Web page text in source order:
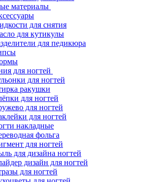
материалы
для снятия
для кутикулы
для педикюра
для ногтей
для ногтей
ракушки
для ногтей
для ногтей
для ногтей
накладные
фольга
для ногтей
для дизайна ногтей
дизайн для ногтей
для ногтей